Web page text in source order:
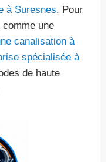
à Suresnes. Pour
une
canalisation à
spécialisée à
de haute